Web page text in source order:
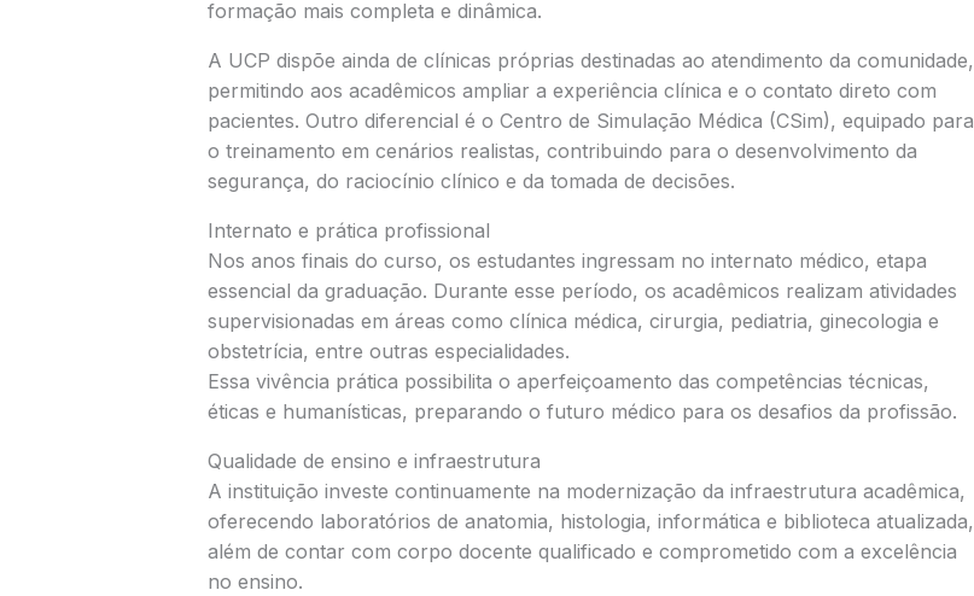
formação mais completa e dinâmica.
A UCP dispõe ainda de clínicas próprias destinadas ao atendimento da comunidade,
permitindo aos acadêmicos ampliar a experiência clínica e o contato direto com
pacientes. Outro diferencial é o Centro de Simulação Médica (CSim), equipado para
o treinamento em cenários realistas, contribuindo para o desenvolvimento da
segurança, do raciocínio clínico e da tomada de decisões.
Internato e prática profissional
Nos anos finais do curso, os estudantes ingressam no internato médico, etapa
essencial da graduação. Durante esse período, os acadêmicos realizam atividades
supervisionadas em áreas como clínica médica, cirurgia, pediatria, ginecologia e
obstetrícia, entre outras especialidades.
Essa vivência prática possibilita o aperfeiçoamento das competências técnicas,
éticas e humanísticas, preparando o futuro médico para os desafios da profissão.
Qualidade de ensino e infraestrutura
A instituição investe continuamente na modernização da infraestrutura acadêmica,
oferecendo laboratórios de anatomia, histologia, informática e biblioteca atualizada,
além de contar com corpo docente qualificado e comprometido com a excelência
no ensino.